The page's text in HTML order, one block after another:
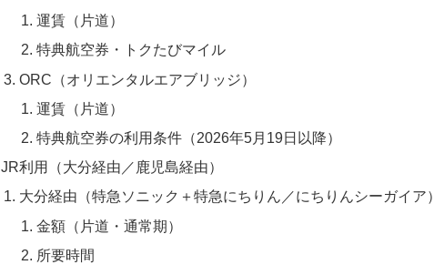
運賃（片道）
特典航空券・トクたびマイル
ORC（オリエンタルエアブリッジ）
運賃（片道）
特典航空券の利用条件（2026年5月19日以降）
JR利用（大分経由／鹿児島経由）
大分経由（特急ソニック＋特急にちりん／にちりんシーガイア）
金額（片道・通常期）
所要時間